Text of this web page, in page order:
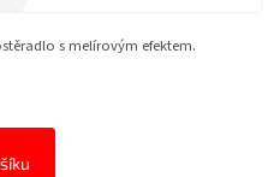
s melírovým efektem.